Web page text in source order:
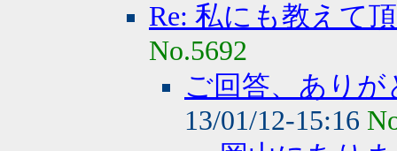
Re: 私にも教えて
No.5692
ご回答、あり
13/01/12-15:16